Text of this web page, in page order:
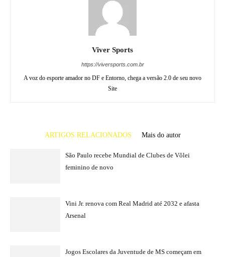
Viver Sports
https://viversports.com.br
A voz do esporte amador no DF e Entorno, chega a versão 2.0 de seu novo
Site
ARTIGOS RELACIONADOS Mais do autor
São Paulo recebe Mundial de Clubes de Vôlei
feminino de novo
Vini Jr. renova com Real Madrid até 2032 e afasta
Arsenal
Jogos Escolares da Juventude de MS começam em